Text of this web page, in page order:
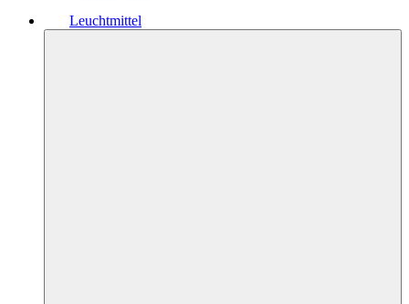
Leuchtmittel